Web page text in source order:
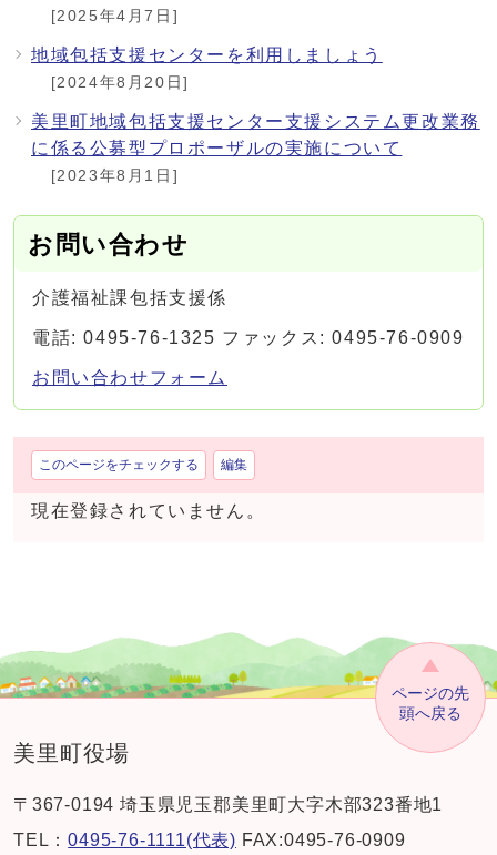
[2025年4月7日]
地域包括支援センターを利用しましょう
[2024年8月20日]
美里町地域包括支援センター支援システム更改業務
に係る公募型プロポーザルの実施について
[2023年8月1日]
お問い合わせ
介護福祉課包括支援係
電話: 0495-76-1325 ファックス: 0495-76-0909
お問い合わせフォーム
このページをチェックする 編集
現在登録されていません。
ページの先
頭へ戻る
美里町役場
〒367-0194 埼玉県児玉郡美里町大字木部323番地1
TEL：0495-76-1111(代表) FAX:0495-76-0909